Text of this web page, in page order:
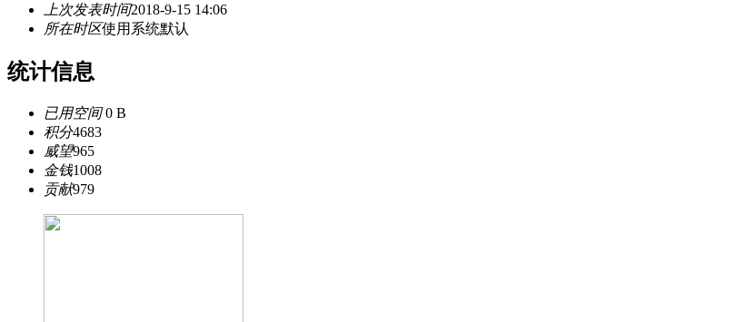
上次发表时间2018-9-15 14:06
所在时区使用系统默认
统计信息
已用空间0 B
积分4683
威望965
金钱1008
贡献979